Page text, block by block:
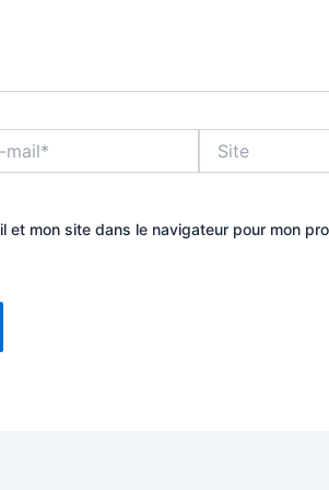
et mon site dans le navigateur pour mon